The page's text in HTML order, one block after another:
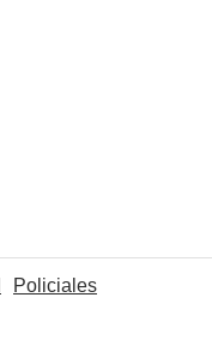
Policiales